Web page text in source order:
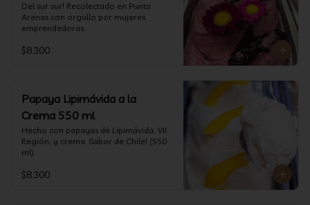
Del sur sur! Recolectado en Punta
Arenas con orgullo por mujeres
emprendedoras.
$8.300
Papaya Lipimávida a la
Crema 550 ml
Hecho con papayas de Lipimávida, VII
Región, y crema. Sabor de Chile! (550
ml)
$8.300